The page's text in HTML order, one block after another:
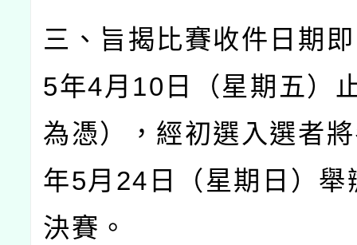
三、旨揭比賽收件日期
5年4月 10 日（星期五）
為憑），經初選入選者
年5月 24 日（星期日）
決賽。